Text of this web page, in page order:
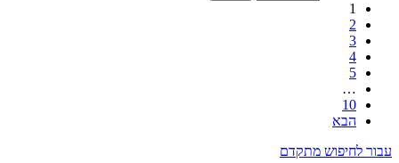
1
2
3
4
5
…
10
הבא
עבור לחיפוש מתקדם